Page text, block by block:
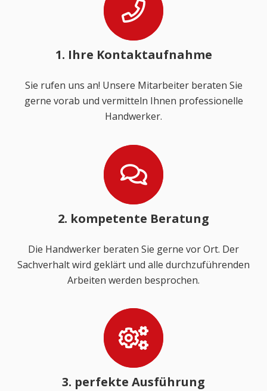
1. Ihre Kontaktaufnahme
Sie rufen uns an! Unsere Mitarbeiter beraten Sie
gerne vorab und vermitteln Ihnen professionelle
Handwerker.
2. kompetente Beratung
Die Handwerker beraten Sie gerne vor Ort. Der
Sachverhalt wird geklärt und alle durchzuführenden
Arbeiten werden besprochen.
3. perfekte Ausführung